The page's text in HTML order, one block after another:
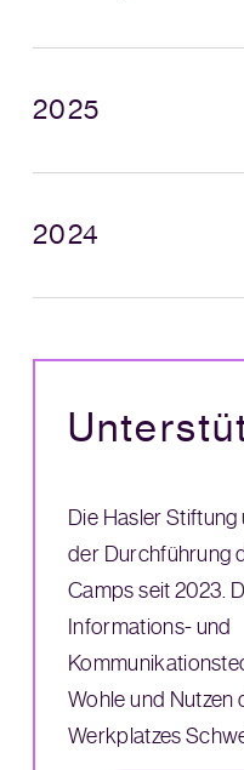
2025
2024
Die Hasler
der Durchführung
Camps seit 2023.
Informations- und
Wohle und Nutzen
Werkplatzes